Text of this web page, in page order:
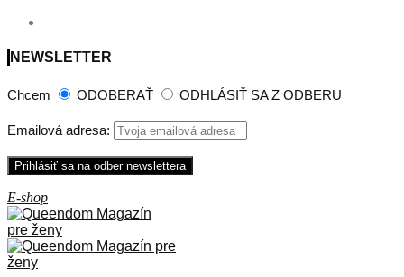
NEWSLETTER
Chcem ODOBERAŤ ODHLÁSIŤ SA Z ODBERU
Emailová adresa: